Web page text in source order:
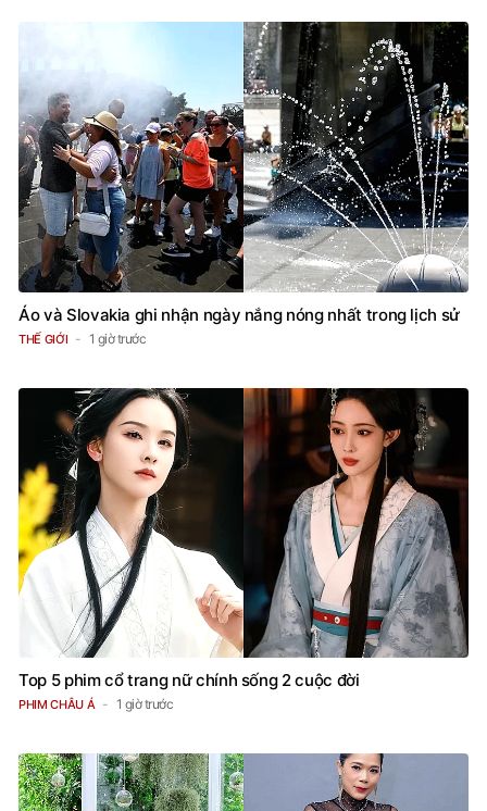
Áo và Slovakia ghi nhận ngày nắng nóng nhất trong lịch sử
THẾ GIỚI 1 giờ trước
Top 5 phim cổ trang nữ chính sống 2 cuộc đời
PHIM CHÂU Á 1 giờ trước